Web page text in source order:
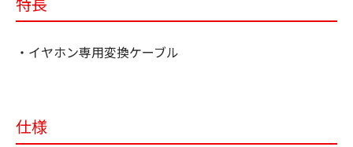
・イヤホン専用変換ケーブル
仕様